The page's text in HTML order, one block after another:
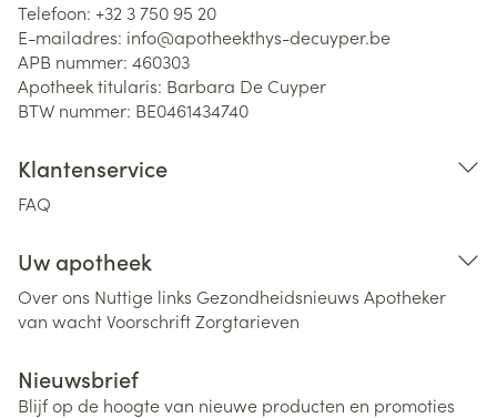
Telefoon: +32 3 750 95 20
E-mailadres: info@apotheekthys-decuyper.be
APB nummer: 460303
Apotheek titularis: Barbara De Cuyper
BTW nummer: BE0461434740
Klantenservice
FAQ
Uw apotheek
Over ons Nuttige links Gezondheidsnieuws Apotheker
van wachtVoorschriftZorgtarieven
Nieuwsbrief
Blijf op de hoogte van nieuwe producten en promoties